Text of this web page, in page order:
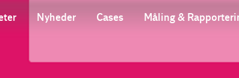
Nyheder Cases Måling &